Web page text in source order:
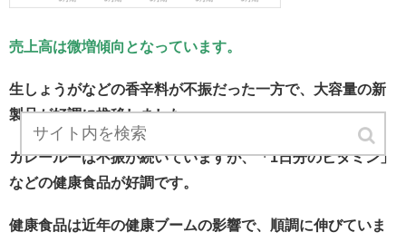
売上高は微増傾向となっています。
生しょうがなどの香辛料が不振だった一方で、大容量の新
製品が好調に推移しました。
カレールーは不振が続いていますが、「1日分のビタミン」
などの健康食品が好調です。
健康食品は近年の健康ブームの影響で、順調に伸びていま